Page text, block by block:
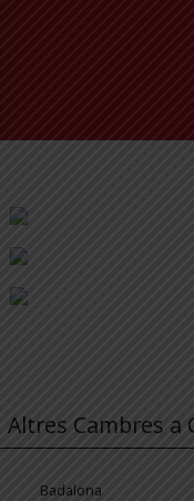
Altres Cambres a
Badalona